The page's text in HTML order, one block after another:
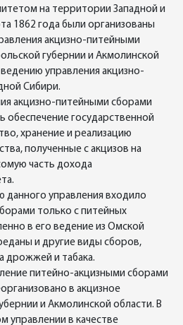
на территории Западной и
1862 года были организованы
акцизно-питейными
губернии и Акмолинской
управления акцизно-
Сибири.
акцизно-питейными сборами
обеспечение государственной
хранение и реализацию
полученные с акцизов на
часть дохода
данного управления входило
только с питейных
в его ведение из Омской
и другие виды сборов,
дрожжей и табака.
питейно-акцизными сборами
в акцизное
и Акмолинской области. В
управлении в качестве